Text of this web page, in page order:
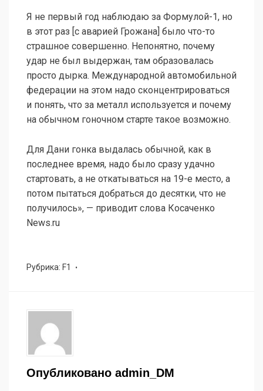
Я не первый год наблюдаю за Формулой-1, но
в этот раз [с аварией Грожана] было что-то
страшное совершенно. Непонятно, почему
удар не был выдержан, там образовалась
просто дырка. Международной автомобильной
федерации на этом надо сконцентрироваться
и понять, что за металл используется и почему
на обычном гоночном старте такое возможно.
Для Дани гонка выдалась обычной, как в
последнее время, надо было сразу удачно
стартовать, а не откатываться на 19-е место, а
потом пытаться добраться до десятки, что не
получилось», — приводит слова Косаченко
News.ru
Рубрика: F1
Опубликовано admin_DM